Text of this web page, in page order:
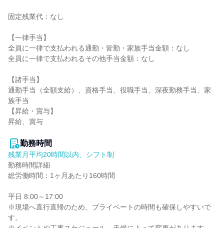
固定残業代：なし
【一律手当】
全員に一律で支払われる通勤・皆勤・家族手当金額：なし
全員に一律で支払われるその他手当金額：なし
【諸手当】
通勤手当（全額支給）、資格手当、役職手当、深夜勤務手当、家
族手当
【昇給・賞与】
昇給、賞与
勤務時間
残業月平均20時間以内、シフト制
勤務時間詳細
総労働時間：1ヶ月あたり160時間
平日 8:00～17:00
※現場へ直行直帰のため、プライベートの時間も確保しやすいで
す。